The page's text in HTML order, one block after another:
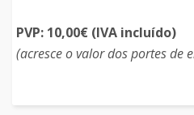
PVP: 10,00€ (IVA incluído)
(acresce o valor dos portes de